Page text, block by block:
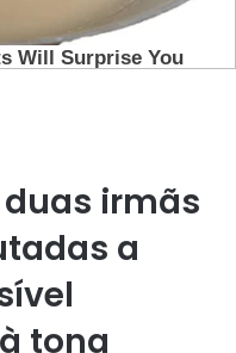
irmãs
a
tona